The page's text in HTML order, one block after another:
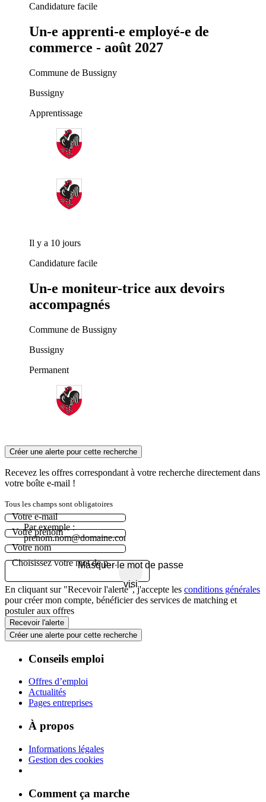
Candidature facile
Un-e apprenti-e employé-e de
commerce - août 2027
Commune de Bussigny
Bussigny
Apprentissage
Il y a 10 jours
Candidature facile
Un-e moniteur-trice aux devoirs
accompagnés
Commune de Bussigny
Bussigny
Permanent
Créer une alerte pour cette recherche
Recevez les offres correspondant à votre recherche directement dans
votre boîte e-mail !
Tous les champs sont obligatoires
Votre e-mail
Par exemple :
prenom.nom@domaine.com
Votre prénom
Votre nom
Choisissez votre mot de passe
Masquer le mot de passe
visibility_off
En cliquant sur "Recevoir l'alerte", j'accepte les conditions générales
pour créer mon compte, bénéficier des services de matching et
postuler aux offres
Recevoir l'alerte
Créer une alerte pour cette recherche
Conseils emploi
Offres d’emploi
Actualités
Pages entreprises
À propos
Informations légales
Gestion des cookies
Comment ça marche